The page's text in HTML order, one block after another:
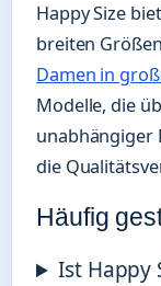
Happy Size
breiten
Damen in
Modelle, die
unabhängiger
die
Häufig
Ist Happy